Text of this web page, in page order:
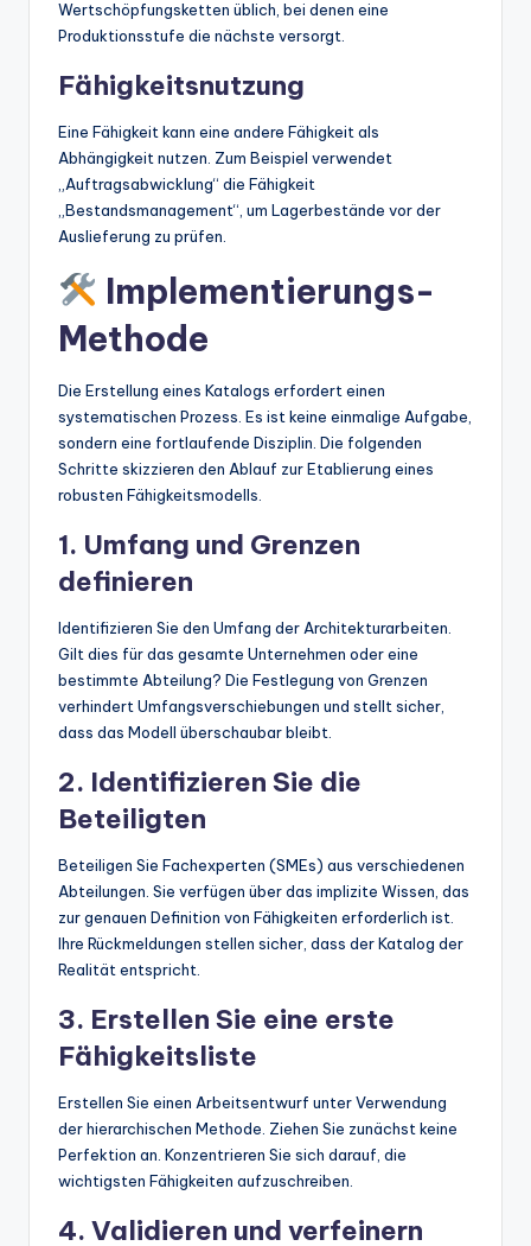
Wertschöpfungsketten üblich, bei denen eine
Produktionsstufe die nächste versorgt.
Fähigkeitsnutzung
Eine Fähigkeit kann eine andere Fähigkeit als
Abhängigkeit nutzen. Zum Beispiel verwendet
„Auftragsabwicklung“ die Fähigkeit
„Bestandsmanagement“, um Lagerbestände vor der
Auslieferung zu prüfen.
Implementierungs-
Methode
Die Erstellung eines Katalogs erfordert einen
systematischen Prozess. Es ist keine einmalige Aufgabe,
sondern eine fortlaufende Disziplin. Die folgenden
Schritte skizzieren den Ablauf zur Etablierung eines
robusten Fähigkeitsmodells.
1. Umfang und Grenzen
definieren
Identifizieren Sie den Umfang der Architekturarbeiten.
Gilt dies für das gesamte Unternehmen oder eine
bestimmte Abteilung? Die Festlegung von Grenzen
verhindert Umfangsverschiebungen und stellt sicher,
dass das Modell überschaubar bleibt.
2. Identifizieren Sie die
Beteiligten
Beteiligen Sie Fachexperten (SMEs) aus verschiedenen
Abteilungen. Sie verfügen über das implizite Wissen, das
zur genauen Definition von Fähigkeiten erforderlich ist.
Ihre Rückmeldungen stellen sicher, dass der Katalog der
Realität entspricht.
3. Erstellen Sie eine erste
Fähigkeitsliste
Erstellen Sie einen Arbeitsentwurf unter Verwendung
der hierarchischen Methode. Ziehen Sie zunächst keine
Perfektion an. Konzentrieren Sie sich darauf, die
wichtigsten Fähigkeiten aufzuschreiben.
4. Validieren und verfeinern